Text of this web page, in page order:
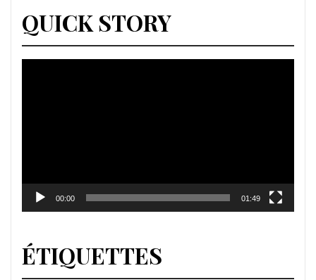
QUICK STORY
00:00 01:49
ÉTIQUETTES